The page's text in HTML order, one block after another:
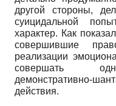
другой стороны,
суицидальной
характер. Как
совершившие
реализации
совершать
демонстративно-
действия.